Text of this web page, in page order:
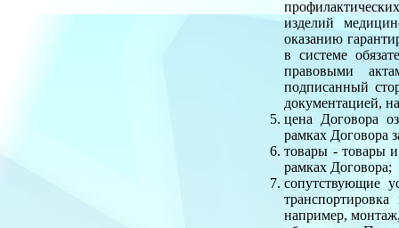
изделий
оказанию
в системе
правовыми
подписанный
документацией,
цена Договора
рамках Договора
товары - товары
рамках Договора;
сопутствующие
например,